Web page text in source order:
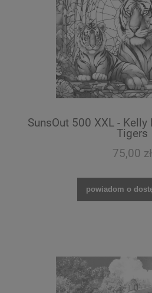
SunsOut 500 XXL - Kelly
Tigers
75,00 zł
powiadom o